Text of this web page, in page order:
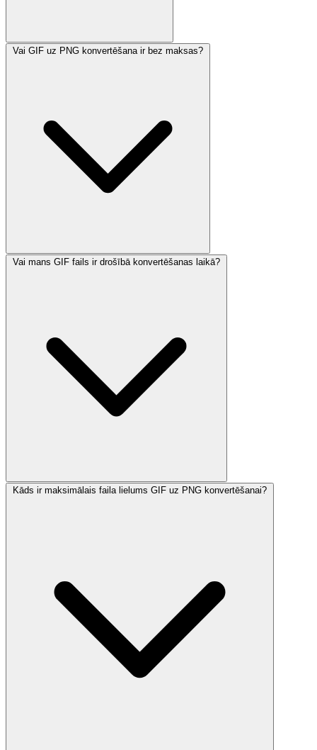
Vai GIF uz PNG konvertēšana ir bez maksas?
Vai mans GIF fails ir drošībā konvertēšanas laikā?
Kāds ir maksimālais faila lielums GIF uz PNG konvertēšanai?